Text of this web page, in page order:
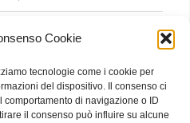
Cookie
tecnologie come i cookie per
del dispositivo. Il consenso ci
di navigazione o ID
il consenso può influire su alcune
website is for general information
up to date and correct, we
of any kind, express or implied,
reliability, suitability or availability
information, products, services, or